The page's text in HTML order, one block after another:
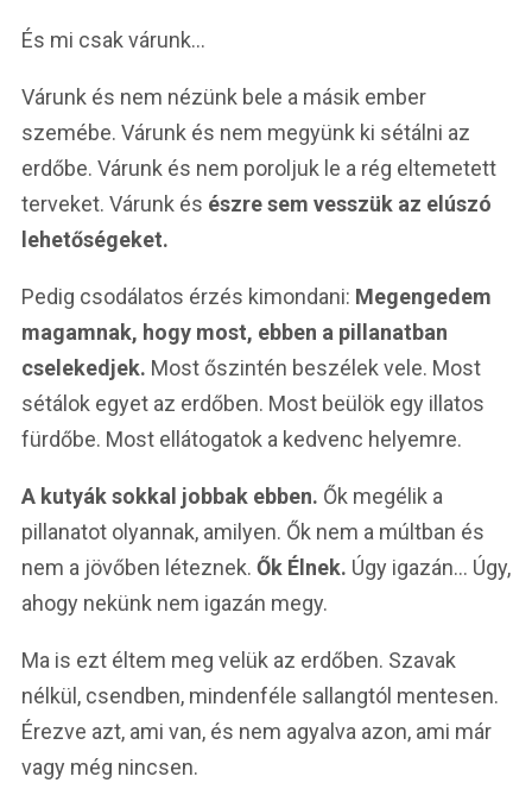
És mi csak várunk…
Várunk és nem nézünk bele a másik ember
szemébe. Várunk és nem megyünk ki sétálni az
erdőbe. Várunk és nem poroljuk le a rég eltemetett
terveket. Várunk és észre sem vesszük az elúszó
lehetőségeket.
Pedig csodálatos érzés kimondani: Megengedem
magamnak, hogy most, ebben a pillanatban
cselekedjek. Most őszintén beszélek vele. Most
sétálok egyet az erdőben. Most beülök egy illatos
fürdőbe. Most ellátogatok a kedvenc helyemre.
A kutyák sokkal jobbak ebben. Ők megélik a
pillanatot olyannak, amilyen. Ők nem a múltban és
nem a jövőben léteznek. Ők Élnek. Úgy igazán… Úgy,
ahogy nekünk nem igazán megy.
Ma is ezt éltem meg velük az erdőben. Szavak
nélkül, csendben, mindenféle sallangtól mentesen.
Érezve azt, ami van, és nem agyalva azon, ami már
vagy még nincsen.